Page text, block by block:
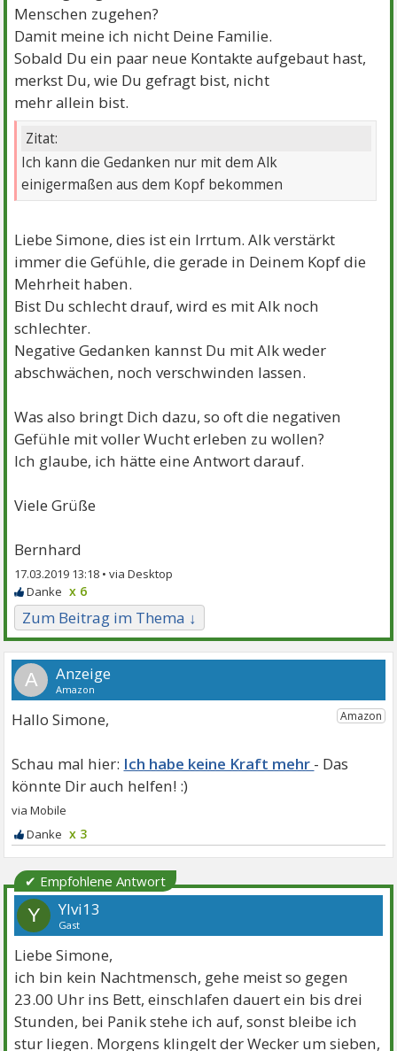
Menschen zugehen?
Damit meine ich nicht Deine Familie.
Sobald Du ein paar neue Kontakte aufgebaut hast,
merkst Du, wie Du gefragt bist, nicht
mehr allein bist.
Zitat:
Ich kann die Gedanken nur mit dem Alk
einigermaßen aus dem Kopf bekommen
Liebe Simone, dies ist ein Irrtum. Alk verstärkt
immer die Gefühle, die gerade in Deinem Kopf die
Mehrheit haben.
Bist Du schlecht drauf, wird es mit Alk noch
schlechter.
Negative Gedanken kannst Du mit Alk weder
abschwächen, noch verschwinden lassen.
Was also bringt Dich dazu, so oft die negativen
Gefühle mit voller Wucht erleben zu wollen?
Ich glaube, ich hätte eine Antwort darauf.
Viele Grüße
Bernhard
17.03.2019 13:18 •
x 6
Zum Beitrag im Thema ↓
A
Hallo Simone,
Ich habe keine Kraft mehr
x 3
✔ Empfohlene Antwort
Y Ylvi13
Gast
Liebe Simone,
ich bin kein Nachtmensch, gehe meist so gegen
23.00 Uhr ins Bett, einschlafen dauert ein bis drei
Stunden, bei Panik stehe ich auf, sonst bleibe ich
stur liegen. Morgens klingelt der Wecker um sieben,